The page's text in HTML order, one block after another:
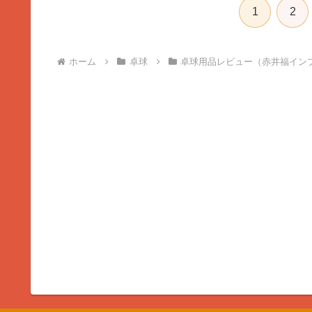
1 2
ホーム 卓球 卓球用品レビュー（赤井福イン